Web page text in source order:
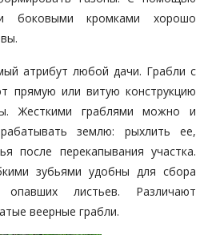
боковыми кромками хорошо
атрибут любой дачи. Грабли с
прямую или витую конструкцию
Жесткими граблями можно и
землю: рыхлить ее,
после перекапывания участка.
зубьями удобны для сбора
листьев. Различают
веерные грабли.